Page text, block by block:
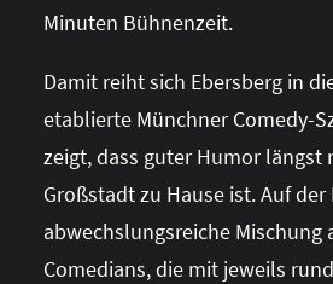
Minuten Bühnenzeit.
Damit reiht sich Ebersberg in
etablierte Münchner Comedy-
zeigt, dass guter Humor längst
Großstadt zu Hause ist. Auf
abwechslungsreiche Mischung
Comedians, die mit jeweils